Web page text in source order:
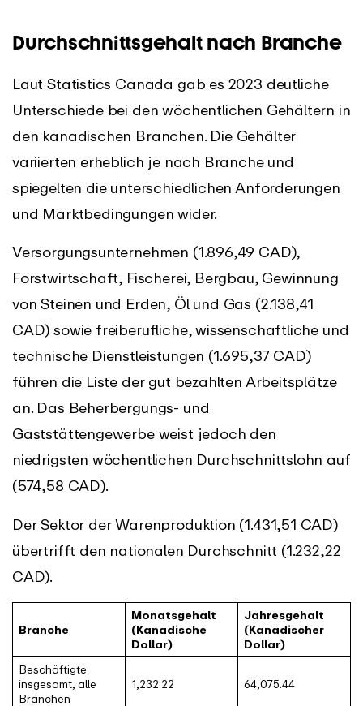
Durchschnittsgehalt nach Branche
Laut Statistics Canada gab es 2023 deutliche
Unterschiede bei den wöchentlichen Gehältern in
den kanadischen Branchen. Die Gehälter
variierten erheblich je nach Branche und
spiegelten die unterschiedlichen Anforderungen
und Marktbedingungen wider.
Versorgungsunternehmen (1.896,49 CAD),
Forstwirtschaft, Fischerei, Bergbau, Gewinnung
von Steinen und Erden, Öl und Gas (2.138,41
CAD) sowie freiberufliche, wissenschaftliche und
technische Dienstleistungen (1.695,37 CAD)
führen die Liste der gut bezahlten Arbeitsplätze
an. Das Beherbergungs- und
Gaststättengewerbe weist jedoch den
niedrigsten wöchentlichen Durchschnittslohn auf
(574,58 CAD).
Der Sektor der Warenproduktion (1.431,51 CAD)
übertrifft den nationalen Durchschnitt (1.232,22
CAD).
Branche
Monatsgehalt
(Kanadische
Dollar)
Jahresgehalt
(Kanadischer
Dollar)
Beschäftigte
insgesamt, alle
Branchen
1,232.22 64,075.44